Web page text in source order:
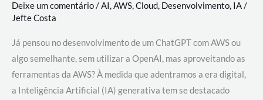
Deixe um comentário/AI,AWS,Cloud, Desenvolvimento, IA/
Jefte Costa
Já pensou no desenvolvimento de um ChatGPT com AWS ou
algo semelhante, sem utilizar a OpenAI, mas aproveitando as
ferramentas da AWS? À medida que adentramos a era digital,
a Inteligência Artificial (IA) generativa tem se destacado